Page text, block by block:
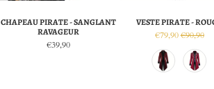
CHAPEAU PIRATE - SANGLANT
RAVAGEUR
€39,90
VESTE PIRATE -
€79,90€90,90